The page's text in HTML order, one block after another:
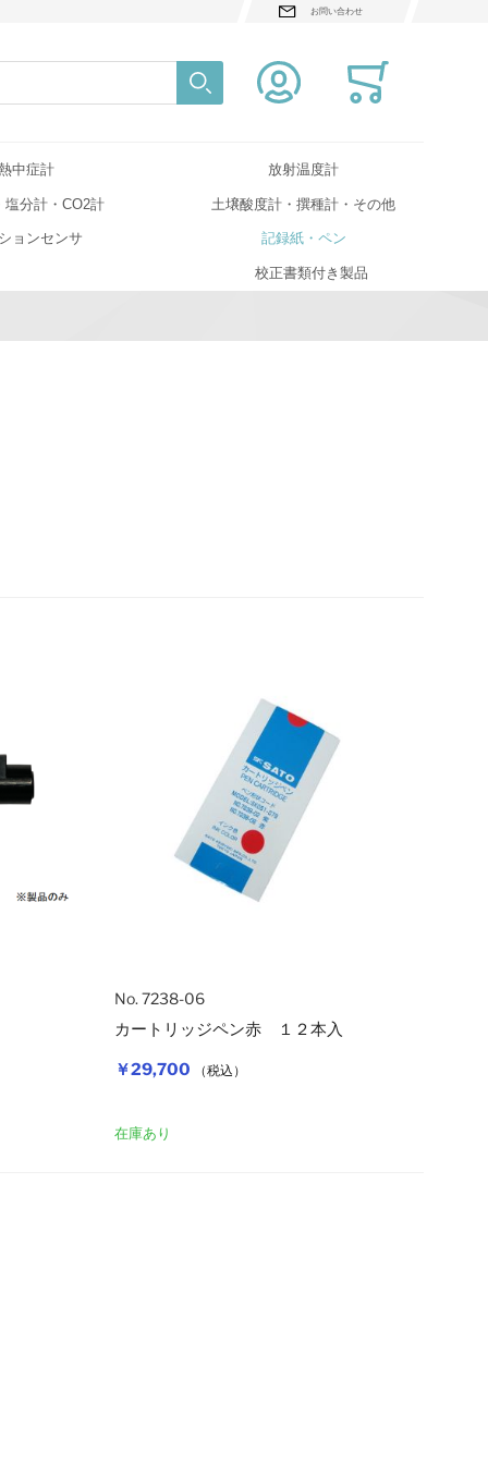
お問い合わせ
Close search
検索
中症計 放射温度計
塩分計・CO2計 土壌酸度計・撰種計・その他
ョンセンサ 記録紙・ペン
校正書類付き製品
カートに入れる
￥29,700 （税込）
No. 7238-06
カートリッジペン赤 １２本入
在庫あり